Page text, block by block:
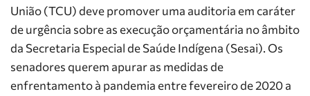
União (TCU) deve promover uma auditoria em caráter
de urgência sobre as execução orçamentária no âmbito
da Secretaria Especial de Saúde Indígena (Sesai). Os
senadores querem apurar as medidas de
enfrentamento à pandemia entre fevereiro de 2020 a